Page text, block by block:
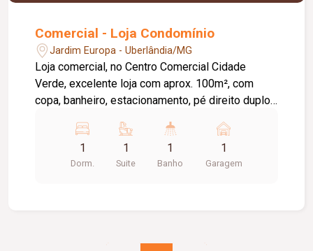
Comercial - Loja Condomínio
Jardim Europa - Uberlândia/MG
Loja comercial, no Centro Comercial Cidade
Verde, excelente loja com aprox. 100m², com
copa, banheiro, estacionamento, pé direito duplo.
1
Dorm.
1
Suite
1
Banho
1
Garagem